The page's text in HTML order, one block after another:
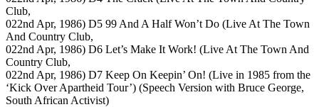
Club,
022nd Apr, 1986) D5 99 And A Half Won’t Do (Live At The Town
And Country Club,
022nd Apr, 1986) D6 Let’s Make It Work! (Live At The Town And
Country Club,
022nd Apr, 1986) D7 Keep On Keepin’ On! (Live in 1985 from the
‘Kick Over Apartheid Tour’) (Speech Version with Bruce George,
South African Activist)